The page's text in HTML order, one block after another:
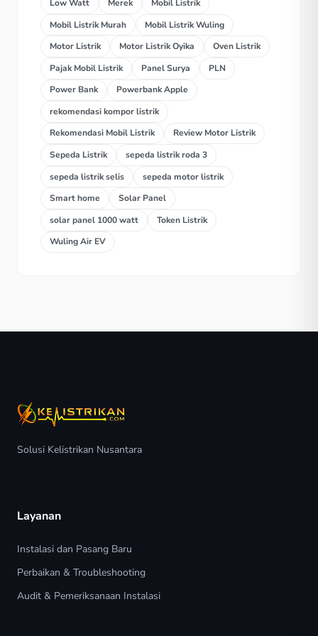
Low Watt Merek
Mobil Listrik
Mobil Listrik Murah
Mobil Listrik Wuling
Motor Listrik
Motor Listrik Oyika
Oven Listrik
Pajak Mobil Listrik
Panel Surya
PLN
Power Bank
Powerbank Apple
rekomendasi kompor listrik
Rekomendasi Mobil Listrik
Review Motor Listrik
Sepeda Listrik
sepeda listrik roda 3
sepeda listrik selis
sepeda motor listrik
Smart home
Solar Panel
solar panel 1000 watt
Token Listrik
Wuling Air EV
Solusi Kelistrikan Nusantara
Layanan
Instalasi dan Pasang Baru
Perbaikan & Troubleshooting
Audit & Pemeriksanaan Instalasi